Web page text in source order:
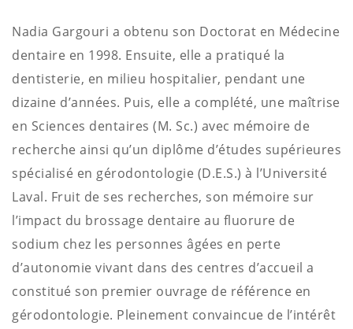
Nadia Gargouri a obtenu son Doctorat en Médecine
dentaire en 1998. Ensuite, elle a pratiqué la
dentisterie, en milieu hospitalier, pendant une
dizaine d’années. Puis, elle a complété, une maîtrise
en Sciences dentaires (M. Sc.) avec mémoire de
recherche ainsi qu’un diplôme d’études supérieures
spécialisé en gérodontologie (D.E.S.) à l’Université
Laval. Fruit de ses recherches, son mémoire sur
l’impact du brossage dentaire au fluorure de
sodium chez les personnes âgées en perte
d’autonomie vivant dans des centres d’accueil a
constitué son premier ouvrage de référence en
gérodontologie. Pleinement convaincue de l’intérêt